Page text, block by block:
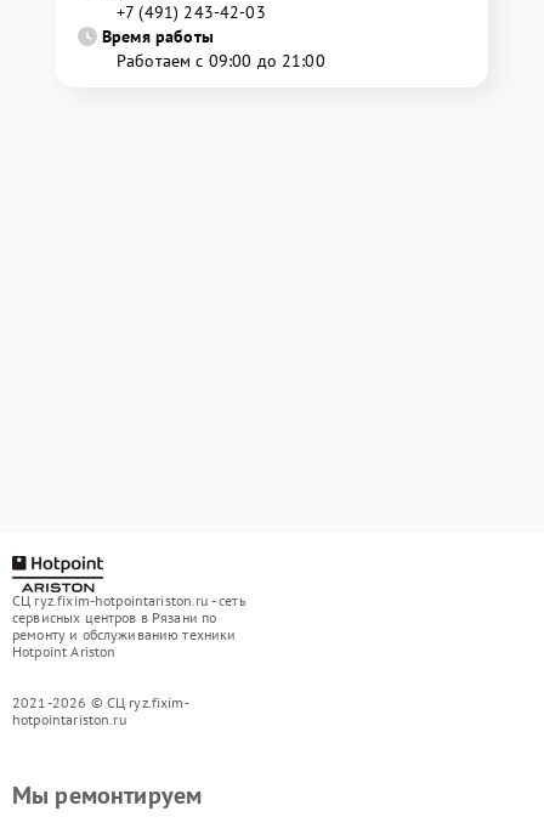
+7 (491) 243-42-03
Время работы
Работаем с 09:00 до 21:00
СЦ ryz.fixim-hotpointariston.ru - сеть
сервисных центров в Рязани по
ремонту и обслуживанию техники
Hotpoint Ariston
2021-2026 © СЦ ryz.fixim-
hotpointariston.ru
Мы ремонтируем